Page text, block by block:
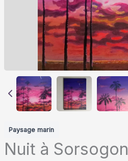
Paysage marin
Nuit à Sorsogon